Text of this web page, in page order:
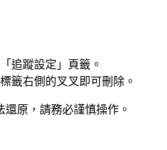
追蹤設定」頁籤。
籤右側的叉叉即可刪除。
還原，請務必謹慎操作。